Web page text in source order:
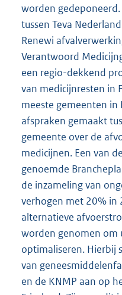
worden
tussen Teva
Renewi
Verantwoord
een regio-dekkend
van medicijnresten in
meeste gemeenten
afspraken gemaakt
gemeente over de
medicijnen. Een van
genoemde
de inzameling van
verhogen met 20% in
alternatieve
worden genomen om
optimaliseren. Hierbij
van
en de KNMP aan op